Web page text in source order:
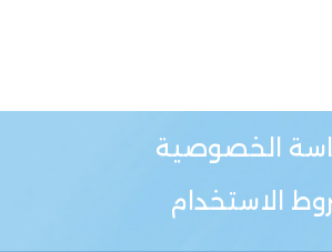
الخصوصية
الاستخدام